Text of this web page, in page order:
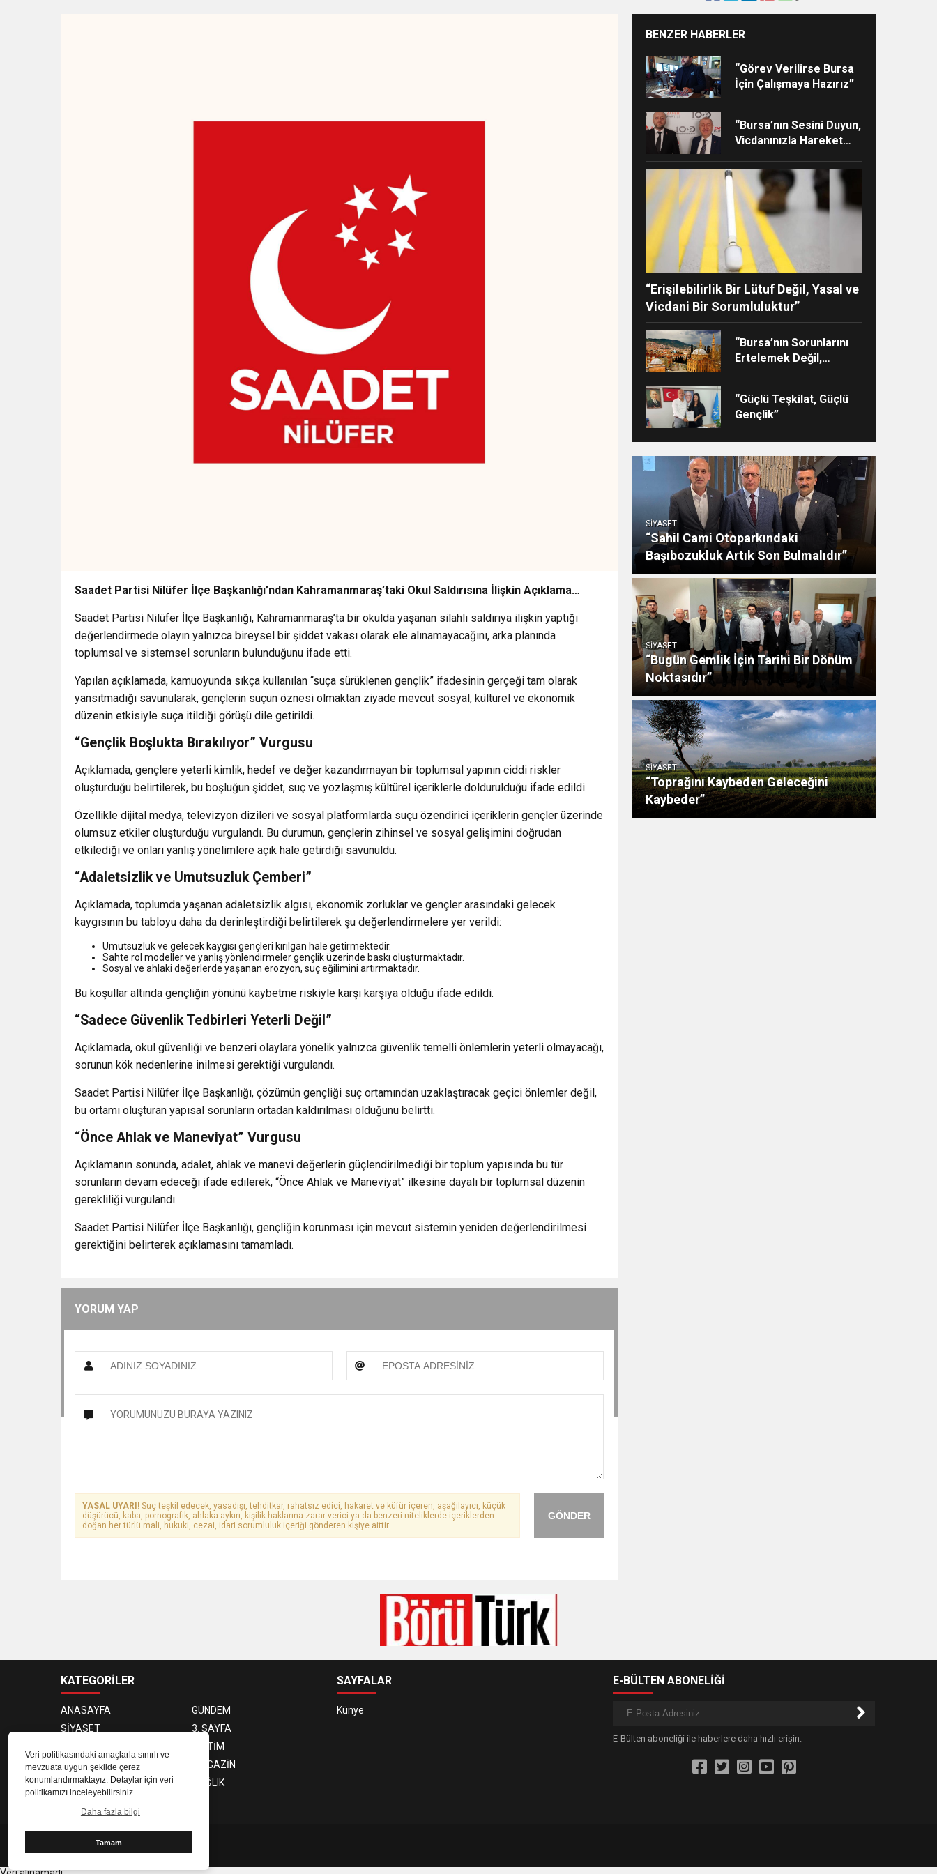
Veri politikasındaki amaçlarla sınırlı ve
mevzuata uygun şekilde çerez
konumlandırmaktayız. Detaylar için veri
politikamızı inceleyebilirsiniz.
Daha fazla bilgi
Tamam
ASLI HÜNEL’DEN AÇIKHAVA’DA MÜZİK ZİYAFETİ
Saadet Partisi Nilüfer İlçe Başkanlığı’ndan Kahramanmaraş’taki Okul Saldırısına İlişkin Açıklama…
Saadet Partisi Nilüfer İlçe Başkanlığı, Kahramanmaraş’ta bir okulda yaşanan silahlı saldırıya ilişkin yaptığı
değerlendirmede olayın yalnızca bireysel bir şiddet vakası olarak ele alınamayacağını, arka planında
toplumsal ve sistemsel sorunların bulunduğunu ifade etti.
Yapılan açıklamada, kamuoyunda sıkça kullanılan “suça sürüklenen gençlik” ifadesinin gerçeği tam olarak
yansıtmadığı savunularak, gençlerin suçun öznesi olmaktan ziyade mevcut sosyal, kültürel ve ekonomik
düzenin etkisiyle suça itildiği görüşü dile getirildi.
“Gençlik Boşlukta Bırakılıyor” Vurgusu
Açıklamada, gençlere yeterli kimlik, hedef ve değer kazandırmayan bir toplumsal yapının ciddi riskler
oluşturduğu belirtilerek, bu boşluğun şiddet, suç ve yozlaşmış kültürel içeriklerle doldurulduğu ifade edildi.
Özellikle dijital medya, televizyon dizileri ve sosyal platformlarda suçu özendirici içeriklerin gençler üzerinde
olumsuz etkiler oluşturduğu vurgulandı. Bu durumun, gençlerin zihinsel ve sosyal gelişimini doğrudan
etkilediği ve onları yanlış yönelimlere açık hale getirdiği savunuldu.
“Adaletsizlik ve Umutsuzluk Çemberi”
Açıklamada, toplumda yaşanan adaletsizlik algısı, ekonomik zorluklar ve gençler arasındaki gelecek
kaygısının bu tabloyu daha da derinleştirdiği belirtilerek şu değerlendirmelere yer verildi:
Umutsuzluk ve gelecek kaygısı gençleri kırılgan hale getirmektedir.
Sahte rol modeller ve yanlış yönlendirmeler gençlik üzerinde baskı oluşturmaktadır.
Sosyal ve ahlaki değerlerde yaşanan erozyon, suç eğilimini artırmaktadır.
Bu koşullar altında gençliğin yönünü kaybetme riskiyle karşı karşıya olduğu ifade edildi.
“Sadece Güvenlik Tedbirleri Yeterli Değil”
Açıklamada, okul güvenliği ve benzeri olaylara yönelik yalnızca güvenlik temelli önlemlerin yeterli olmayacağı,
sorunun kök nedenlerine inilmesi gerektiği vurgulandı.
Saadet Partisi Nilüfer İlçe Başkanlığı, çözümün gençliği suç ortamından uzaklaştıracak geçici önlemler değil,
bu ortamı oluşturan yapısal sorunların ortadan kaldırılması olduğunu belirtti.
“Önce Ahlak ve Maneviyat” Vurgusu
Açıklamanın sonunda, adalet, ahlak ve manevi değerlerin güçlendirilmediği bir toplum yapısında bu tür
sorunların devam edeceği ifade edilerek, “Önce Ahlak ve Maneviyat” ilkesine dayalı bir toplumsal düzenin
gerekliliği vurgulandı.
Saadet Partisi Nilüfer İlçe Başkanlığı, gençliğin korunması için mevcut sistemin yeniden değerlendirilmesi
gerektiğini belirterek açıklamasını tamamladı.
YORUM YAP
GÖNDER
YASAL UYARI! Suç teşkil edecek, yasadışı, tehditkar, rahatsız edici, hakaret ve küfür içeren, aşağılayıcı, küçük
düşürücü, kaba, pornografik, ahlaka aykırı, kişilik haklarına zarar verici ya da benzeri niteliklerde içeriklerden
doğan her türlü mali, hukuki, cezai, idari sorumluluk içeriği gönderen kişiye aittir.
BENZER HABERLER
“Görev Verilirse Bursa
İçin Çalışmaya Hazırız”
“Bursa’nın Sesini Duyun,
Vicdanınızla Hareket
“Erişilebilirlik Bir Lütuf Değil, Yasal ve
Vicdani Bir Sorumluluktur”
“Bursa’nın Sorunlarını
Ertelemek Değil,
“Güçlü Teşkilat, Güçlü
Gençlik”
SİYASET
“Sahil Cami Otoparkındaki
Başıbozukluk Artık Son Bulmalıdır”
SİYASET
“Bugün Gemlik İçin Tarihi Bir Dönüm
Noktasıdır”
SİYASET
“Toprağını Kaybeden Geleceğini
Kaybeder”
KATEGORİLER
ANASAYFA
GÜNDEM
SİYASET
3. SAYFA
EĞİTİM
EKONOMİ
MAGAZİN
TEKNOLOJİ
SAĞLIK
SAYFALAR
Künye
E-BÜLTEN ABONELİĞİ
E-Bülten aboneliği ile haberlere daha hızlı erişin.
@ Copyright 2026 Börü Türk